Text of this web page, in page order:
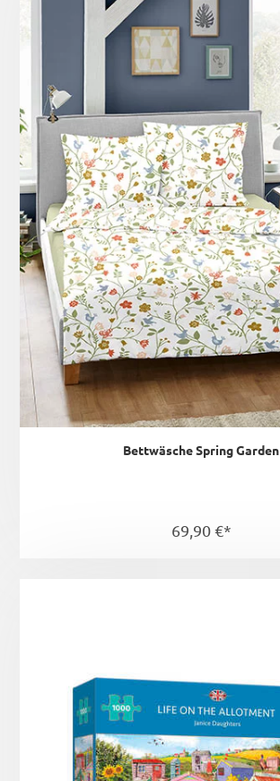
Bettwäsche Spring Garden
69,90 €*